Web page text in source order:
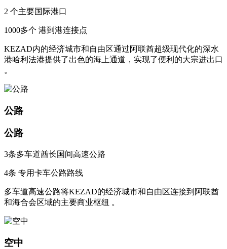
2 个主要国际港口
1000多个 港到港连接点
KEZAD内的经济城市和自由区通过阿联酋超级现代化的深水
港哈利法港提供了出色的海上通道，实现了便利的大宗进出口
。
公路
公路
3条多车道酋长国间高速公路
4条 专用卡车公路路线
多车道高速公路将KEZAD的经济城市和自由区连接到阿联酋
和海合会区域的主要商业枢纽 。
空中